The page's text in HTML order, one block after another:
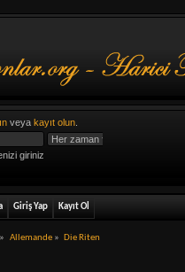
veya kayıt olun.
giriniz
Giriş Yap Kayıt Ol
» Allemande» Die Riten